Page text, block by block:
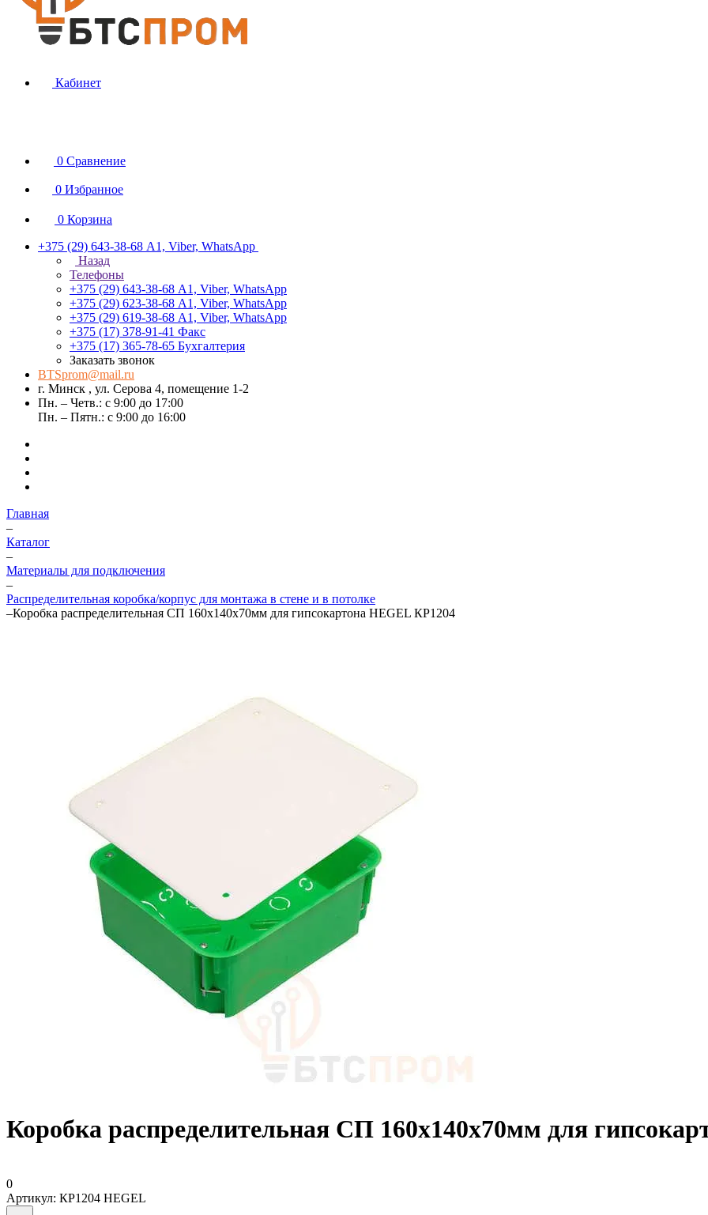
Кабинет
0 Сравнение
0 Избранное
0 Корзина
+375 (29) 643-38-68 А1, Viber, WhatsApp
Назад
Телефоны
+375 (29) 643-38-68 А1, Viber, WhatsApp
+375 (29) 623-38-68 А1, Viber, WhatsApp
+375 (29) 619-38-68 А1, Viber, WhatsApp
+375 (17) 378-91-41 Факс
+375 (17) 365-78-65 Бухгалтерия
Заказать звонок
BTSprom@mail.ru
г. Минск , ул. Серова 4, помещение 1-2
Пн. – Четв.: с 9:00 до 17:00
Пн. – Пятн.: с 9:00 до 16:00
Главная
–
Каталог
–
Материалы для подключения
–
Распределительная коробка/корпус для монтажа в стене и в потолке
–Коробка распределительная СП 160х140х70мм для гипсокартона HEGEL КР1204
Коробка распределительная СП 160х140х70мм для
0
Артикул: КР1204 HEGEL